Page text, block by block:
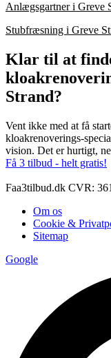
Anlægsgartner i Greve
Stubfræsning i Greve
Klar til at
Strand?
Vent ikke med at få
kloakrenoverings-
vision. Det er hurtigt,
Få 3 tilbud - helt gratis!
Faa3tilbud.dk CVR:
Om os
Cookie &
Sitemap
Google